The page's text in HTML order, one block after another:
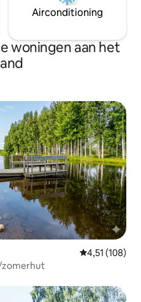
Airconditioning
woningen aan het
Gemiddelde
4,51 (108)